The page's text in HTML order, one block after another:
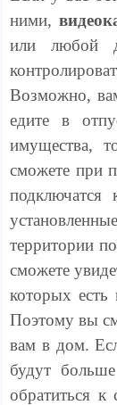
ними,
или любой
Возможно,
едите в
имущества,
сможете при
территории
сможете
которых есть
Поэтому вы
вам в дом.
будут
обратиться к